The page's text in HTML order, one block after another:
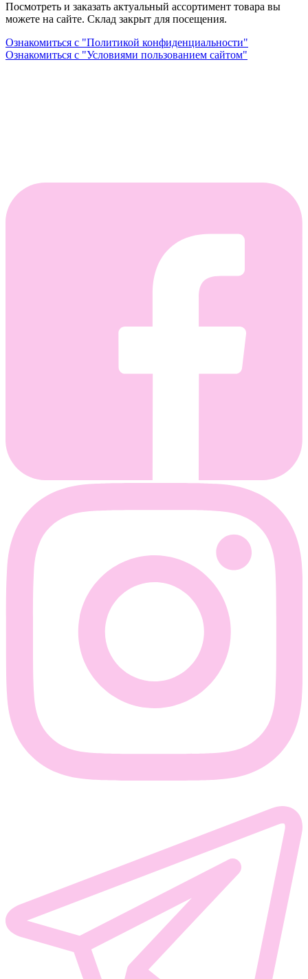
Посмотреть и заказать актуальный ассортимент товара вы
можете на сайте. Склад закрыт для посещения.
Ознакомиться с "Политикой конфиденциальности"
Ознакомиться с "Условиями пользованием сайтом"